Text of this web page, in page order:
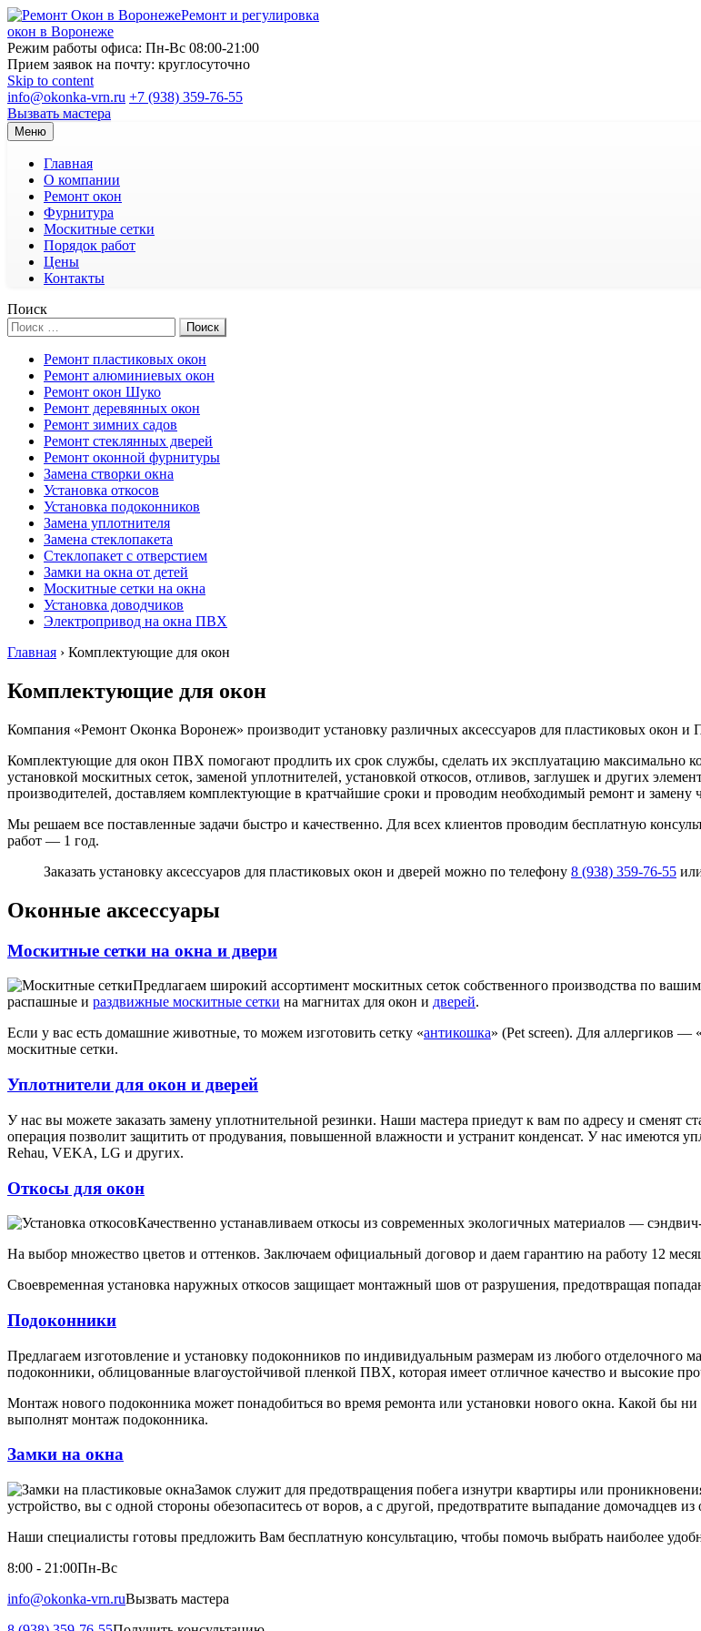
Ремонт и регулировка
окон в Воронеже
Режим работы офиса: Пн-Вс 08:00-21:00
Прием заявок на почту: круглосуточно
Skip to content
info@okonka-vrn.ru +7 (938) 359-76-55
Вызвать мастера
Меню
Главная
О компании
Ремонт окон
Фурнитура
Москитные сетки
Порядок работ
Цены
Контакты
Поиск
Поиск
Ремонт пластиковых окон
Ремонт алюминиевых окон
Ремонт окон Шуко
Ремонт деревянных окон
Ремонт зимних садов
Ремонт стеклянных дверей
Ремонт оконной фурнитуры
Замена створки окна
Установка откосов
Установка подоконников
Замена уплотнителя
Замена стеклопакета
Стеклопакет с отверстием
Замки на окна от детей
Москитные сетки на окна
Установка доводчиков
Электропривод на окна ПВХ
Главная › Комплектующие для окон
Комплектующие для окон
Компания «Ремонт Оконка Воронеж» производит установку различных аксессуаров для пластиковых
Комплектующие для окон ПВХ помогают продлить их срок службы, сделать их эксплуатацию максимально
установкой москитных сеток, заменой уплотнителей, установкой откосов, отливов, заглушек и других
производителей, доставляем комплектующие в кратчайшие сроки и проводим необходимый ремонт и замену
Мы решаем все поставленные задачи быстро и качественно. Для всех клиентов проводим бесплатную
работ — 1 год.
Заказать установку аксессуаров для пластиковых окон и дверей можно по телефону 8 (938) 359-76-55
Оконные аксессуары
Москитные сетки на окна и двери
Предлагаем широкий ассортимент москитных сеток собственного производства по
распашные и раздвижные москитные сетки на магнитах для окон и дверей.
Если у вас есть домашние животные, то можем изготовить сетку «антикошка» (Pet screen). Для аллергиков — «
москитные сетки.
Уплотнители для окон и дверей
У нас вы можете заказать замену уплотнительной резинки. Наши мастера приедут к вам по адресу и
операция позволит защитить от продувания, повышенной влажности и устранит конденсат. У нас имеются
Rehau, VEKA, LG и других.
Откосы для окон
Качественно устанавливаем откосы из современных экологичных материалов —
На выбор множество цветов и оттенков. Заключаем официальный договор и даем гарантию на работу 12
Своевременная установка наружных откосов защищает монтажный шов от разрушения, предотвращая
Подоконники
Предлагаем изготовление и установку подоконников по индивидуальным размерам из любого
подоконники, облицованные влагоустойчивой пленкой ПВХ, которая имеет отличное качество и высокие
Монтаж нового подоконника может понадобиться во время ремонта или установки нового окна. Какой бы
выполнят монтаж подоконника.
Замки на окна
Замок служит для предотвращения побега изнутри квартиры или
устройство, вы с одной стороны обезопаситесь от воров, а с другой, предотвратите выпадание домочадцев из
Наши специалисты готовы предложить Вам бесплатную консультацию, чтобы помочь выбрать наиболее
8:00 - 21:00Пн-Вс
info@okonka-vrn.ruВызвать мастера